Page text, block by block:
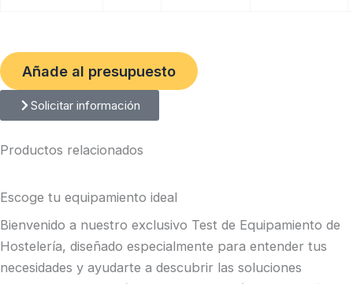
Añade al presupuesto
Solicitar información
Productos relacionados
Escoge tu equipamiento ideal
Bienvenido a nuestro exclusivo Test de Equipamiento de
Hostelería, diseñado especialmente para entender tus
necesidades y ayudarte a descubrir las soluciones